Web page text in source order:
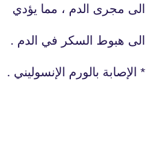
الى مجرى الدم ، مما يؤدي
الى هبوط السكر في الدم .
* الإصابة بالورم الإنسوليني .